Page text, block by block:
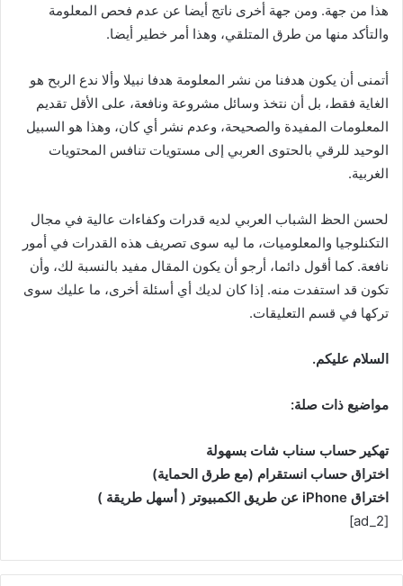
هذا من جهة. ومن جهة أخرى ناتج أيضا عن عدم فحص المعلومة
والتأكد منها من طرق المتلقي، وهذا أمر خطير أيضا.
أتمنى أن يكون هدفنا من نشر المعلومة هدفا نبيلا وألا ندع الربح هو
الغاية فقط، بل أن نتخذ وسائل مشروعة ونافعة، على الأقل تقديم
المعلومات المفيدة والصحيحة، وعدم نشر أي كان، وهذا هو السبيل
الوحيد للرقي بالحتوى العربي إلى مستويات تنافس المحتويات
الغربية.
لحسن الحظ الشباب العربي لديه قدرات وكفاءات عالية في مجال
التكنلوجيا والمعلوميات، ما ليه سوى تصريف هذه القدرات في أمور
نافعة. كما أقول دائما، أرجو أن يكون المقال مفيد بالنسبة لك، وأن
تكون قد استفدت منه. إذا كان لديك أي أسئلة أخرى، ما عليك سوى
تركها في قسم التعليقات.
السلام عليكم.
مواضيع ذات صلة:
تهكير حساب سناب شات بسهولة
اختراق حساب انستقرام (مع طرق الحماية)
اختراق iPhone عن طريق الكمبيوتر ( أسهل طريقة )
[ad_2]